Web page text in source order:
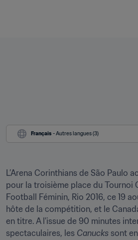
Français - Autres langues (3)
L’Arena Corinthians de São Paulo
pour la troisième place du Tournoi
Football Féminin, Rio 2016, ce 19
hôte de la compétition, et le
en titre. A l'issue de 90 minutes
spectaculaires, les Canucks sont